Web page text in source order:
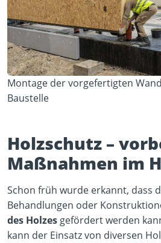
Montage der vorgefertigten
Baustelle
Holzschutz –
Maßnahmen im
Schon früh wurde erkannt, dass
Behandlungen oder
des Holzes gefördert werden
kann der Einsatz von diversen